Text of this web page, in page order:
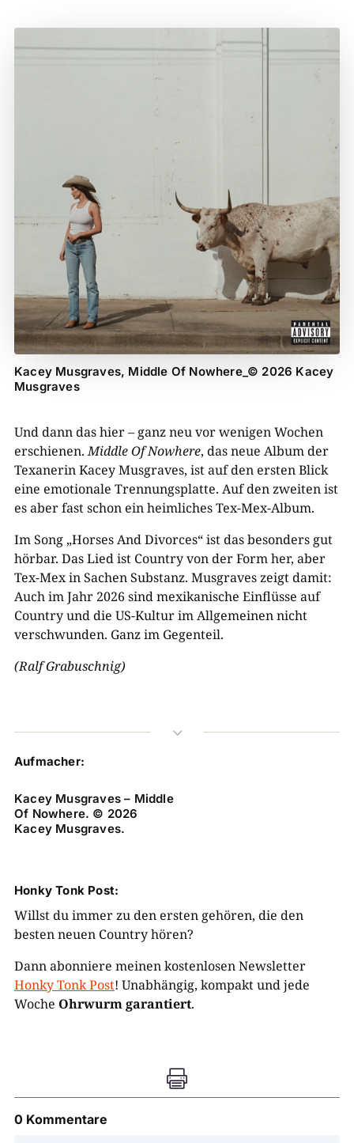
Kacey Musgraves, Middle Of Nowhere_© 2026 Kacey
Musgraves
Und dann das hier – ganz neu vor wenigen Wochen
erschienen.Middle Of Nowhere, das neue Album der
Texanerin Kacey Musgraves, ist auf den ersten Blick
eine emotionale Trennungsplatte. Auf den zweiten ist
es aber fast schon ein heimliches Tex-Mex-Album.
Im Song „Horses And Divorces“ ist das besonders gut
hörbar. Das Lied ist Country von der Form her, aber
Tex-Mex in Sachen Substanz. Musgraves zeigt damit:
Auch im Jahr 2026 sind mexikanische Einflüsse auf
Country und die US-Kultur im Allgemeinen nicht
verschwunden. Ganz im Gegenteil.
(Ralf Grabuschnig)
3
Aufmacher:
Kacey Musgraves – Middle
Of Nowhere. © 2026
Kacey Musgraves.
Honky Tonk Post:
Willst du immer zu den ersten gehören, die den
besten neuen Country hören?
Dann abonniere meinen kostenlosen Newsletter
Honky Tonk Post! Unabhängig, kompakt und jede
Woche Ohrwurm garantiert.

0 Kommentare